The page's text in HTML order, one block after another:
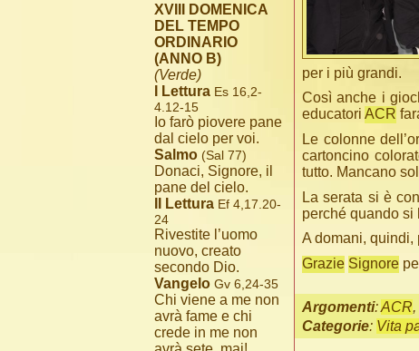
per i più grandi.
Così anche i
educatori ACR
Le colonne
cartoncino
tutto. Mancano
La serata si è
perché quando si
A domani, quindi,
Grazie Signore
Argomenti:ACR,
Categorie: Vita
XVIII DOMENICA
DEL TEMPO
ORDINARIO
(ANNO B)
(Verde)
I Lettura Es 16,2-
4.12-15
Io farò piovere pane
dal cielo per voi.
Salmo (Sal 77)
Donaci, Signore, il
pane del cielo.
II Lettura Ef 4,17.20-
24
Rivestite l’uomo
nuovo, creato
secondo Dio.
Vangelo Gv 6,24-35
Chi viene a me non
avrà fame e chi
crede in me non